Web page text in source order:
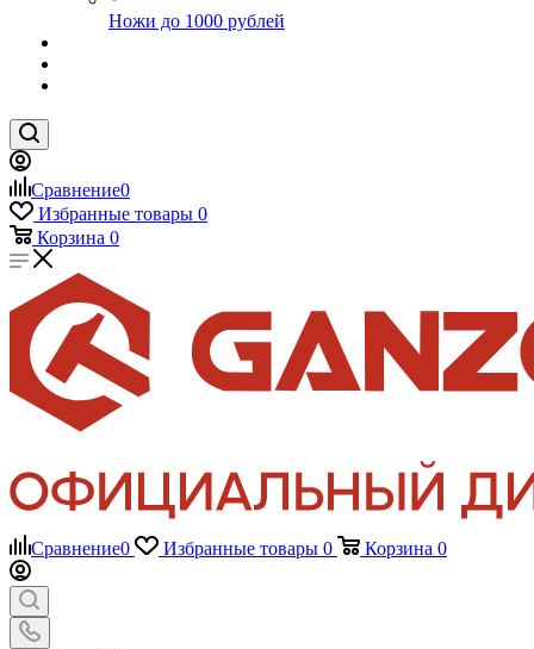
Ножи до 1000 рублей
Сравнение0
Избранные товары 0
Корзина 0
Сравнение0 Избранные товары 0 Корзина 0